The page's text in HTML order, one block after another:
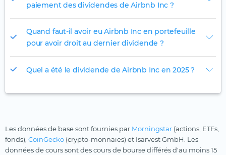
paiement des dividendes de Airbnb Inc ?
Quand faut-il avoir eu Airbnb Inc en portefeuille
pour avoir droit au dernier dividende ?
Quel a été le dividende de Airbnb Inc en 2025 ?
Les données de base sont fournies par Morningstar (actions, ETFs,
fonds), CoinGecko (crypto-monnaies) et Isarvest GmbH. Les
données de cours sont des cours de bourse différés d'au moins 15